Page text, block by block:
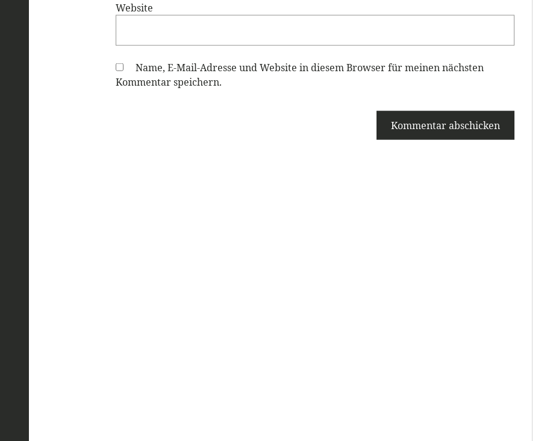
Website
Name, E-Mail-Adresse und Website in diesem Browser für meinen nächsten
Kommentar speichern.